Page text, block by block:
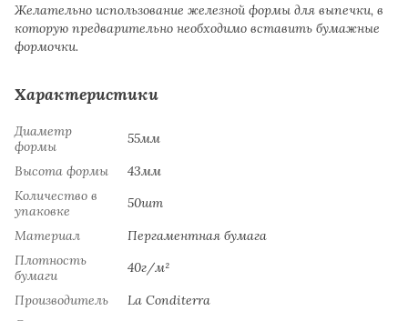
Желательно использование железной формы для выпечки, в
которую предварительно необходимо вставить бумажные
формочки.
Характеристики
Диаметр
формы
55мм
Высота формы
43мм
Количество в
упаковке
50шт
Материал
Пергаментная бумага
Плотность
бумаги
40г/м²
Производитель
La Сonditerra